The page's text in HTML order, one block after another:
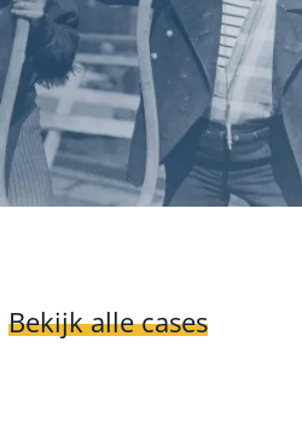
Bekijk alle cases